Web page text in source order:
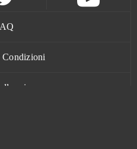
Condizioni
privacy